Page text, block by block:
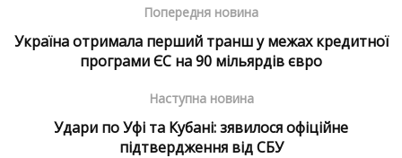
Попередня новина
Україна отримала перший транш у межах кредитної
програми ЄС на 90 мільярдів євро
Наступна новина
Удари по Уфі та Кубані: зявилося офіційне
підтвердження від СБУ